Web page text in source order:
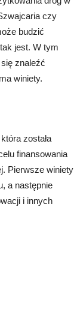
czy
budzić
jest. W tym
znaleźć
winiety.
została
finansowania
Pierwsze winiety
a następnie
i innych